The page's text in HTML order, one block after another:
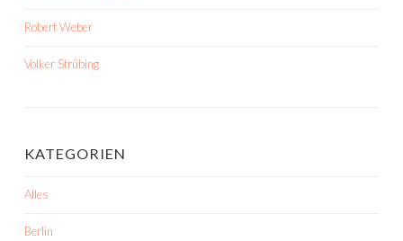
Robert Weber
Volker Strübing
KATEGORIEN
Alles
Berlin